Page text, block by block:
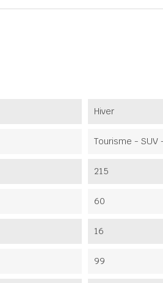
Hiver
Tourisme - SUV
215
60
16
99